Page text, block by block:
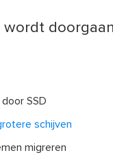
wordt
SSD
schijven
migreren